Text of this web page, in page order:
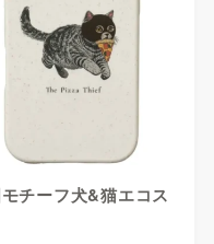
チーフ犬&猫エコス